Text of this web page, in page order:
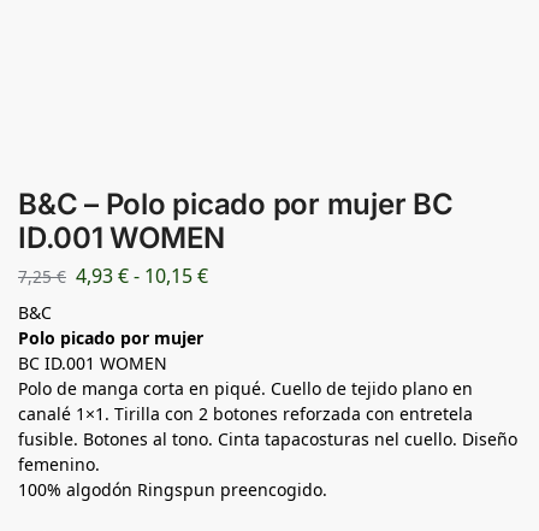
B&C – Polo picado por mujer BC
ID.001 WOMEN
7,25€ 4,93€- 10,15€
B&C
Polo picado por mujer
BC ID.001 WOMEN
Polo de manga corta en piqué. Cuello de tejido plano en
canalé 1×1. Tirilla con 2 botones reforzada con entretela
fusible. Botones al tono. Cinta tapacosturas nel cuello. Diseño
femenino.
100% algodón Ringspun preencogido.